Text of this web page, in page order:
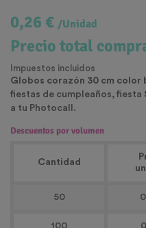
0,26 € /Unidad
Precio total
Impuestos incluidos
Globos corazón 30 cm color
fiestas de cumpleaños, fiesta
a tu Photocall.
Descuentos por volumen
Cantidad
50
100